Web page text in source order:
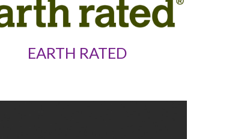
EARTH RATED